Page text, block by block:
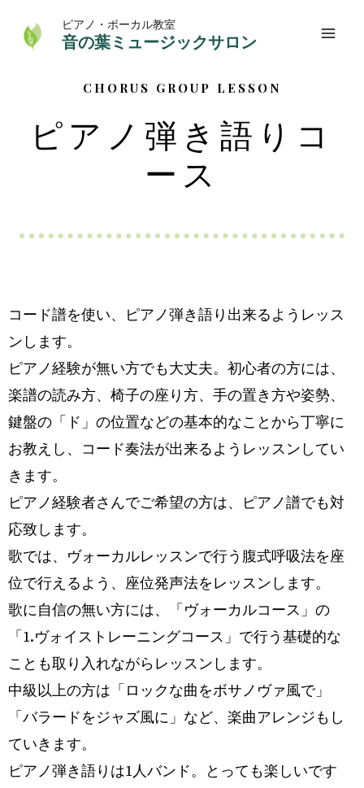
ピアノ・ボーカル教室
音の葉ミュージックサロン
CHORUS GROUP LESSON
ピアノ弾き語りコ
ース
コード譜を使い、ピアノ弾き語り出来るようレッス
ンします。
ピアノ経験が無い方でも大丈夫。初心者の方には、
楽譜の読み方、椅子の座り方、手の置き方や姿勢、
鍵盤の「ド」の位置などの基本的なことから丁寧に
お教えし、コード奏法が出来るようレッスンしてい
きます。
ピアノ経験者さんでご希望の方は、ピアノ譜でも対
応致します。
歌では、ヴォーカルレッスンで行う腹式呼吸法を座
位で行えるよう、座位発声法をレッスンします。
歌に自信の無い方には、「ヴォーカルコース」の
「1.ヴォイストレーニングコース」で行う基礎的な
ことも取り入れながらレッスンします。
中級以上の方は「ロックな曲をボサノヴァ風で」
「バラードをジャズ風に」など、楽曲アレンジもし
ていきます。
ピアノ弾き語りは1人バンド。とっても楽しいです